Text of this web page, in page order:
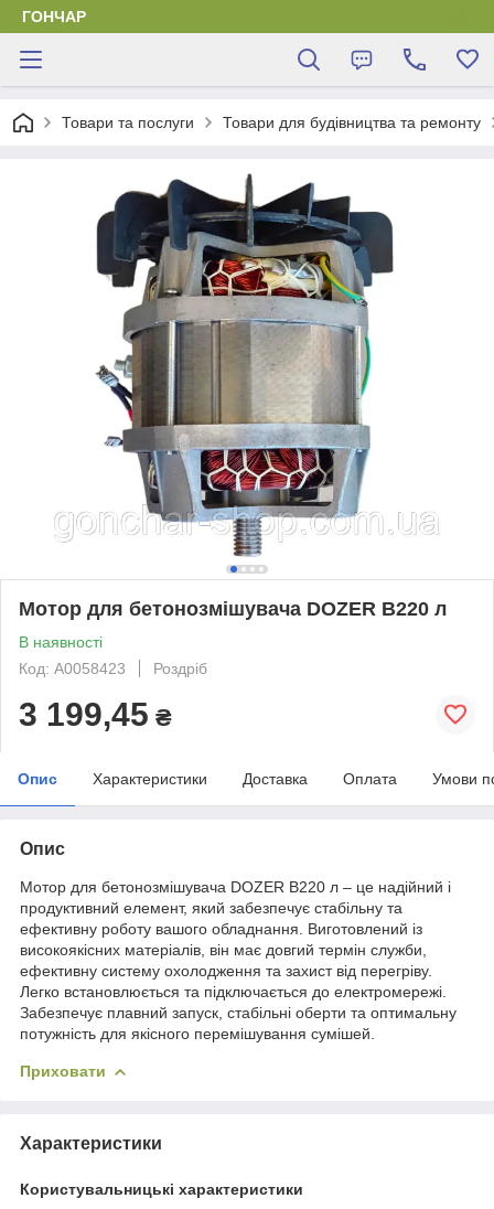
ГОНЧАР
Товари та послуги Товари для будівництва та ремонту
Мотор для бетонозмішувача DOZER B220 л
В наявності
Код: А0058423
Роздріб
3 199,45 ₴
Опис Характеристики Доставка Оплата Умови
Опис
Мотор для бетонозмішувача DOZER B220 л – це надійний і
продуктивний елемент, який забезпечує стабільну та
ефективну роботу вашого обладнання. Виготовлений із
високоякісних матеріалів, він має довгий термін служби,
ефективну систему охолодження та захист від перегріву.
Легко встановлюється та підключається до електромережі.
Забезпечує плавний запуск, стабільні оберти та оптимальну
потужність для якісного перемішування сумішей.
Приховати
Характеристики
Користувальницькі характеристики